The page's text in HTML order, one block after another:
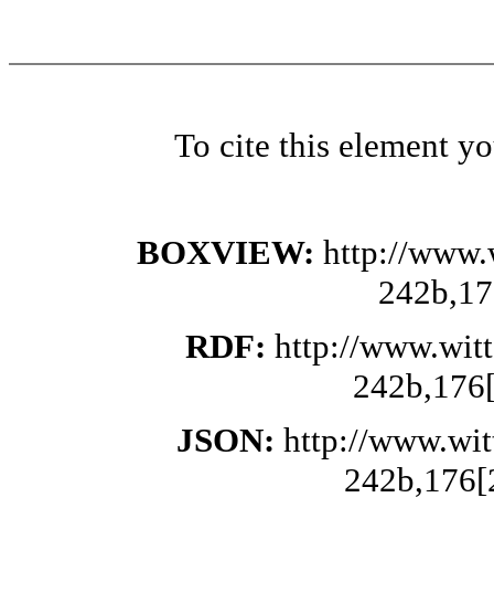
To cite this element
BOXVIEW: http://
RDF: http://
JSON: http://